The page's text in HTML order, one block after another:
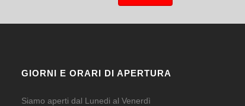
GIORNI E ORARI DI APERTURA
Siamo aperti dal Lunedi al Venerdì